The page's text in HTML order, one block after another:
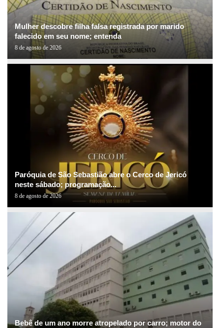
Mulher descobre filha falsa registrada por marido
falecido em seu nome; entenda
8 de agosto de 2026
Paróquia de São Sebastião abre o Cerco de Jericó
neste sábado; programação...
8 de agosto de 2026
Bebê de um ano morre atropelado por carro; motor do